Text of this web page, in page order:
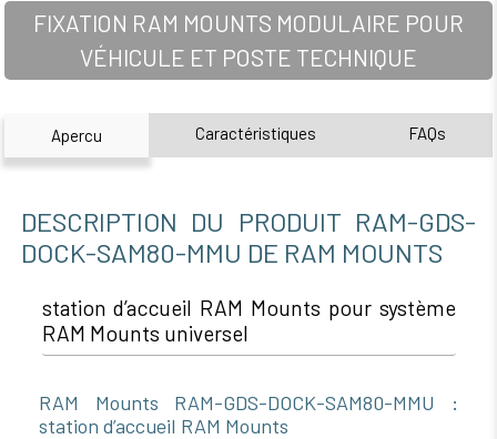
FIXATION RAM MOUNTS MODULAIRE POUR
VÉHICULE ET POSTE TECHNIQUE
Apercu Caractéristiques FAQs
DESCRIPTION DU PRODUIT RAM-GDS-
DOCK-SAM80-MMU DE RAM MOUNTS
station d’accueil RAM Mounts pour système
RAM Mounts universel
RAM Mounts RAM-GDS-DOCK-SAM80-MMU :
station d’accueil RAM Mounts